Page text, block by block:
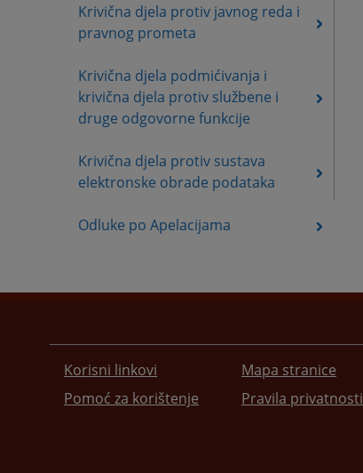
Krivična djela protiv javnog reda i
pravnog prometa
Krivična djela podmićivanja i
krivična djela protiv službene i
druge odgovorne funkcije
Krivična djela protiv sustava
elektronske obrade podataka
Odluke po Apelacijama
Korisni linkovi
Pomoć za korištenje
Mapa stranice
Pravila privatnosti